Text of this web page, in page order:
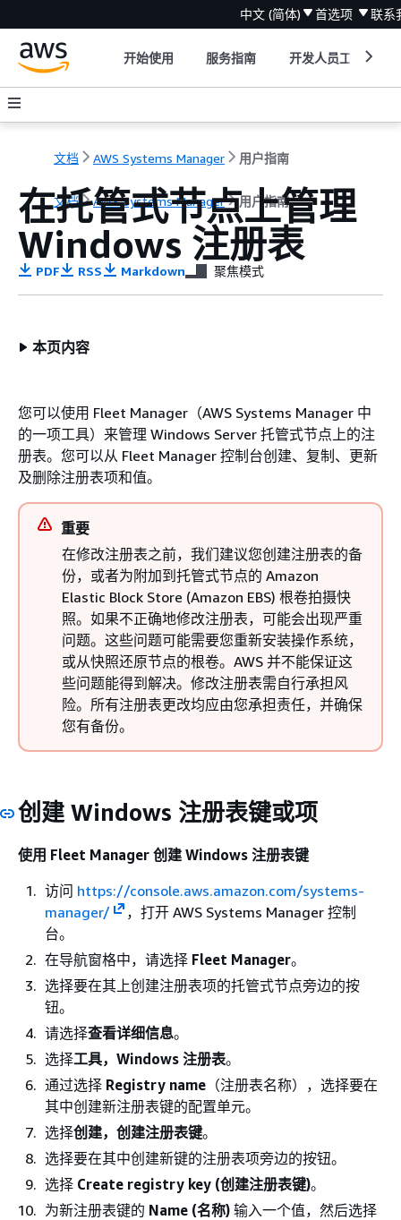
中文 (简体) 首选项 联系
开始使用 服务指南 开发人员工具
文档 AWS Systems Manager 用户指南
文档 AWS Systems Manager 用户指南
在托管式节点上管理
Windows 注册表
PDF RSS Markdown 聚焦模式
本页内容
您可以使用 Fleet Manager（AWS Systems Manager 中
的一项工具）来管理 Windows Server 托管式节点上的注
册表。您可以从 Fleet Manager 控制台创建、复制、更新
及删除注册表项和值。
重要
在修改注册表之前，我们建议您创建注册表的备
份，或者为附加到托管式节点的 Amazon
Elastic Block Store (Amazon EBS) 根卷拍摄快
照。如果不正确地修改注册表，可能会出现严重
问题。这些问题可能需要您重新安装操作系统，
或从快照还原节点的根卷。AWS 并不能保证这
些问题能得到解决。修改注册表需自行承担风
险。所有注册表更改均应由您承担责任，并确保
您有备份。
创建 Windows 注册表键或项
使用 Fleet Manager 创建 Windows 注册表键
访问 https://console.aws.amazon.com/systems-
manager/
，打开 AWS Systems Manager 控制
台。
在导航窗格中，请选择 Fleet Manager。
选择要在其上创建注册表项的托管式节点旁边的按
钮。
请选择查看详细信息。
选择工具，Windows 注册表。
通过选择 Registry name （注册表名称），选择要在
其中创建新注册表键的配置单元。
选择创建，创建注册表键。
选择要在其中创建新键的注册表项旁边的按钮。
选择 Create registry key (创建注册表键)。
为新注册表键的 Name (名称) 输入一个值，然后选择